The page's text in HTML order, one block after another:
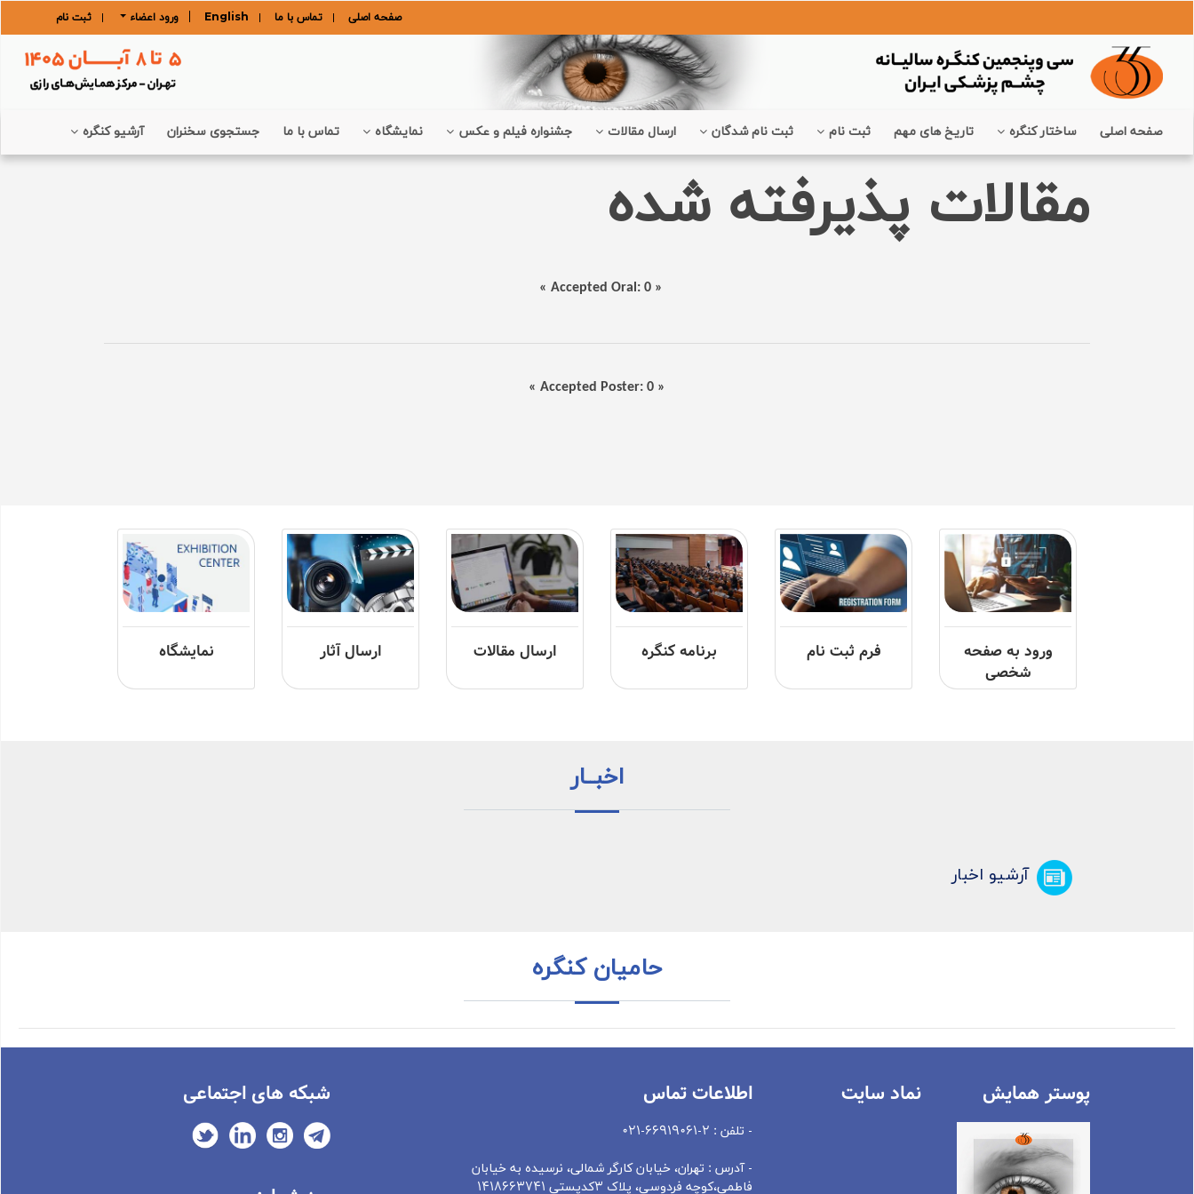
صفحه اصلی تماس با ما English ورود اعضاء ثبت نام
صفحه اصلی ساختار کنگره تاریخ های مهم ثبت نام ثبت نام شدگان ارسال مقالات جشنواره فیلم و عکس نمایشگاه تماس با ما جستجوی سخنران آرشیو کنگره
مقالات پذیرفته شده
« Accepted Oral: 0 »
« Accepted Poster: 0 »
ورود به صفحه
شخصی
فرم ثبت نام برنامه کنگره ارسال مقالات ارسال آثار نمایشگاه
اخبــار
آرشیو اخبار
حامیان کنگره
پوستر همایش نماد سايت اطلاعات تماس
- تلفن : 2-66919061-021
- آدرس : تهران، خيابان کارگر شمالی، نرسيده به خيابان
فاطمی،کوچه فردوسی، پلاک 3کدپستی 1418663741
شبکه های اجتماعی